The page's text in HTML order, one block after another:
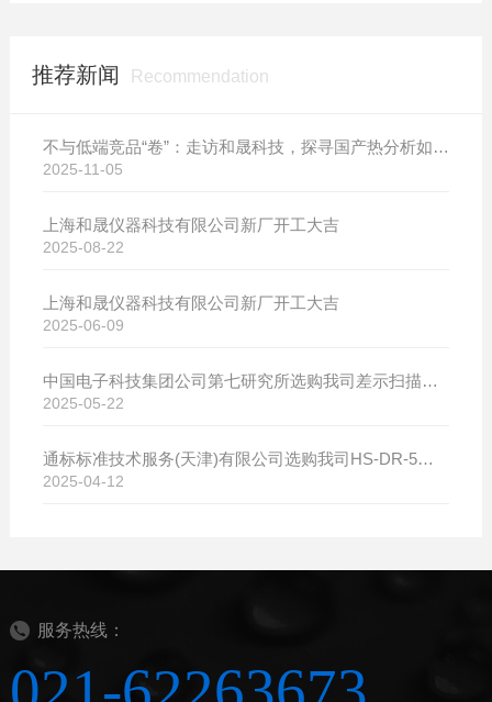
推荐新闻 Recommendation
不与低端竞品“卷”：走访和晟科技，探寻国产热分析如何行稳致远
2025-11-05
上海和晟仪器科技有限公司新厂开工大吉
2025-08-22
上海和晟仪器科技有限公司新厂开工大吉
2025-06-09
中国电子科技集团公司第七研究所选购我司差示扫描量热仪
2025-05-22
通标标准技术服务(天津)有限公司选购我司HS-DR-5导热系数测试仪
2025-04-12
服务热线：